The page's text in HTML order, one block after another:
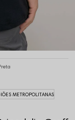
METROPOLITANAS